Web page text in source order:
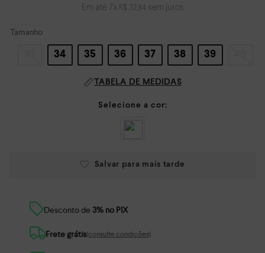
Em até 7x R$ 32,84 sem juros
Tamanho
34 35 36 37 38 39
TABELA DE MEDIDAS
Desconto de 3% no PIX
Frete grátis(consulte condições)